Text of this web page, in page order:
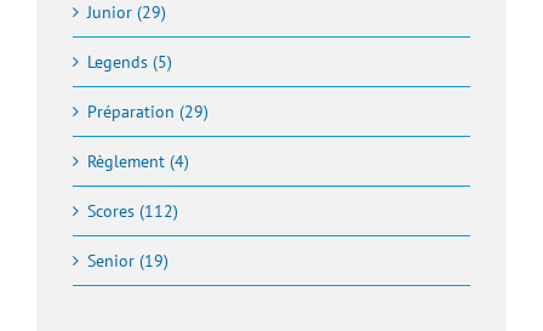
Junior (29)
Legends (5)
Préparation (29)
Règlement (4)
Scores (112)
Senior (19)